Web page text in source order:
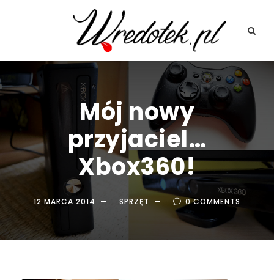
Mój nowy
przyjaciel…
Xbox360!
12 MARCA 2014 SPRZĘT 0 COMMENTS